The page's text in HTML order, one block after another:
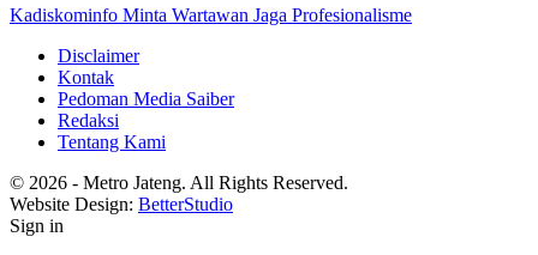
Kadiskominfo Minta Wartawan Jaga Profesionalisme
Disclaimer
Kontak
Pedoman Media Saiber
Redaksi
Tentang Kami
© 2026 - Metro Jateng. All Rights Reserved.
Website Design: BetterStudio
Sign in